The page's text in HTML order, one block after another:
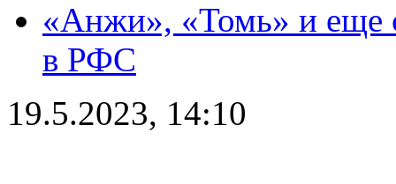
«Анжи», «Томь» и еще
в РФС
19.5.2023, 14:10